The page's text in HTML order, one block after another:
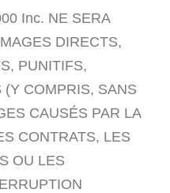
Inc. NE SERA
DIRECTS,
PUNITIFS,
COMPRIS, SANS
CAUSÉS PAR LA
CONTRATS, LES
OU LES